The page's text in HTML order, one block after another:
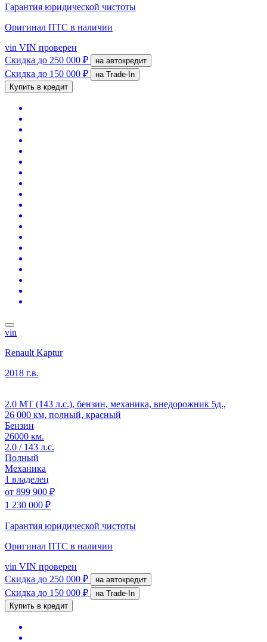
Гарантия юридической чистоты
Оригинал ПТС в наличии
vin VIN проверен
Скидка до 250 000 ₽ на автокредит
Скидка до 150 000 ₽
на Trade-In
Купить в кредит
vin
Renault Kaptur
2018 г.в.
2.0 MT (143 л.с.), бензин, механика, внедорожник 5д.,
26 000 км, полный, красный
Бензин
26000 км.
2.0 / 143 л.с.
Полный
Механика
1 владелец
от 899 900 ₽
1 230 000 ₽
Гарантия юридической чистоты
Оригинал ПТС в наличии
vin VIN проверен
Скидка до 250 000 ₽ на автокредит
Скидка до 150 000 ₽
на Trade-In
Купить в кредит